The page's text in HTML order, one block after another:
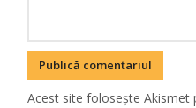
Acest site folosește